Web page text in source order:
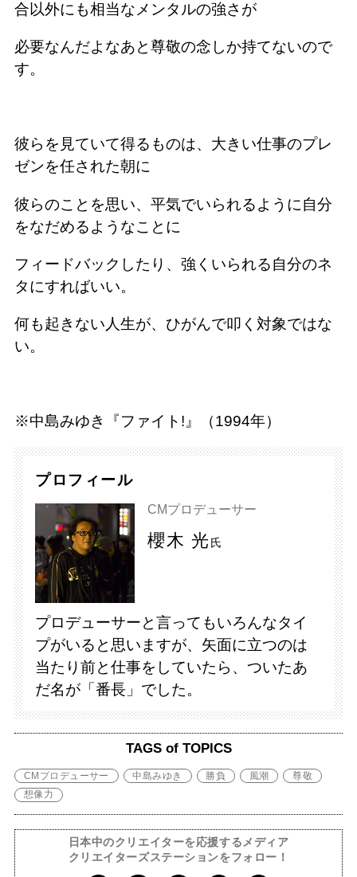
合以外にも相当なメンタルの強さが
必要なんだよなあと尊敬の念しか持てないので
す。
彼らを見ていて得るものは、大きい仕事のプレ
ゼンを任された朝に
彼らのことを思い、平気でいられるように自分
をなだめるようなことに
フィードバックしたり、強くいられる自分のネ
タにすればいい。
何も起きない人生が、ひがんで叩く対象ではな
い。
※中島みゆき『ファイト!』（1994年）
プロフィール
CMプロデューサー
櫻木 光氏
プロデューサーと言ってもいろんなタイ
プがいると思いますが、矢面に立つのは
当たり前と仕事をしていたら、ついたあ
だ名が「番長」でした。
TAGS of TOPICS
CMプロデューサー 中島みゆき 勝負 風潮
尊敬
想像力
日本中のクリエイターを応援するメディア
クリエイターズステーションをフォロー！